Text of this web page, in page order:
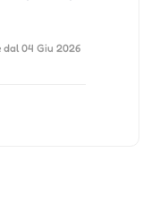
04 Giu 2026